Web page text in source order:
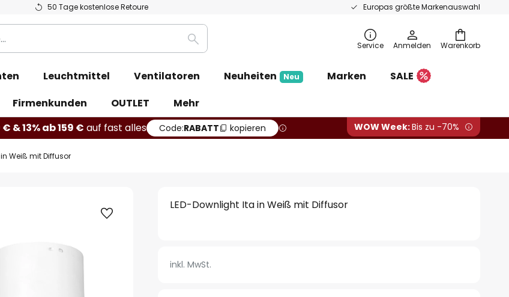
50 Tage kostenlose Retoure Europas größte Markenauswahl
Warenkorb
Suche Service Anmelden
Leuchtmittel Ventilatoren Neuheiten Neu Marken
SALE
Firmenkunden
OUTLET
Mehr
€ & 13% ab 159 € auf fast alles Code:RABATT kopieren WOW Week:Bis zu -70%
Weiß mit Diffusor
LED-Downlight Ita in Weiß mit Diffusor
inkl. MwSt.